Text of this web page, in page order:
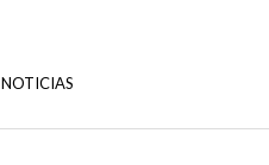
NOTICIAS